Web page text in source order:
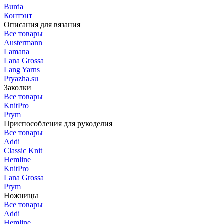
Burda
Контэнт
Описания для вязания
Все товары
Austermann
Lamana
Lana Grossa
Lang Yarns
Pryazha.su
Заколки
Все товары
KnitPro
Prym
Приспособления для рукоделия
Все товары
Addi
Classic Knit
Hemline
KnitPro
Lana Grossa
Prym
Ножницы
Все товары
Addi